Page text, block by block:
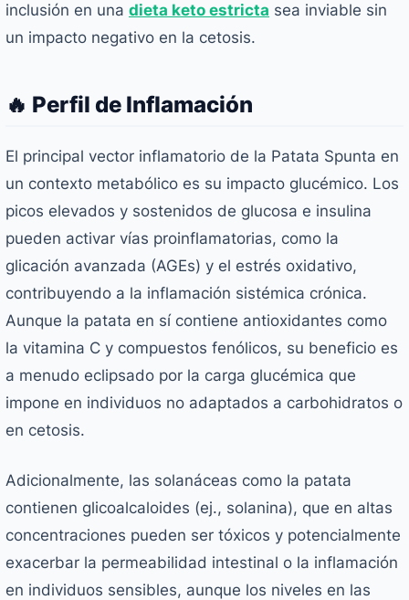
inclusión en una dieta keto estricta sea inviable sin
un impacto negativo en la cetosis.
🔥 Perfil de Inflamación
El principal vector inflamatorio de la Patata Spunta en
un contexto metabólico es su impacto glucémico. Los
picos elevados y sostenidos de glucosa e insulina
pueden activar vías proinflamatorias, como la
glicación avanzada (AGEs) y el estrés oxidativo,
contribuyendo a la inflamación sistémica crónica.
Aunque la patata en sí contiene antioxidantes como
la vitamina C y compuestos fenólicos, su beneficio es
a menudo eclipsado por la carga glucémica que
impone en individuos no adaptados a carbohidratos o
en cetosis.
Adicionalmente, las solanáceas como la patata
contienen glicoalcaloides (ej., solanina), que en altas
concentraciones pueden ser tóxicos y potencialmente
exacerbar la permeabilidad intestinal o la inflamación
en individuos sensibles, aunque los niveles en las